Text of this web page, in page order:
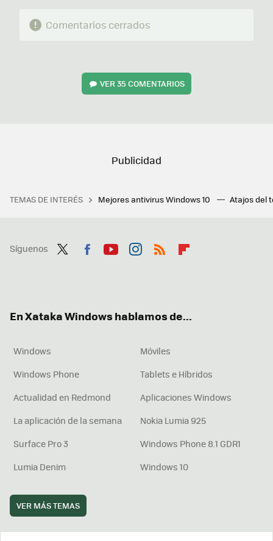
Comentarios cerrados
VER35 COMENTARIOS
TEMAS DE INTERÉS Mejores antivirus Windows 10 Atajos del
Síguenos
En Xataka Windows hablamos de...
Windows
Móviles
Windows Phone
Tablets e Híbridos
Actualidad en Redmond
Aplicaciones Windows
La aplicación de la semana
Nokia Lumia 925
Surface Pro 3
Windows Phone 8.1 GDR1
Lumia Denim
Windows 10
VER MÁS TEMAS